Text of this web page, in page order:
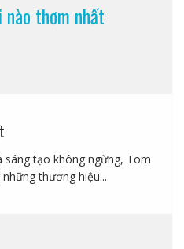
nào thơm nhất
sáng tạo không ngừng, Tom
thương hiệu...